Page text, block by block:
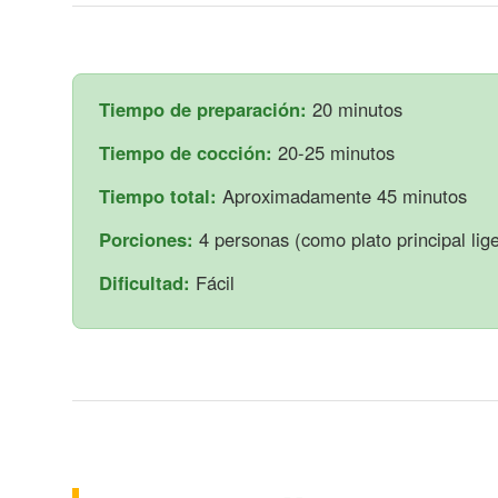
Tiempo de preparación: 20 minutos
Tiempo de cocción: 20-25 minutos
Tiempo total: Aproximadamente 45 minutos
Porciones: 4 personas (como plato principal
Dificultad: Fácil